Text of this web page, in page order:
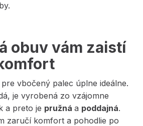
obuv vám zaistí
pre vbočený palec úplne ideálne.
je vyrobená zo vzájomne
a preto je pružná a poddajná.
zaručí komfort a pohodlie po